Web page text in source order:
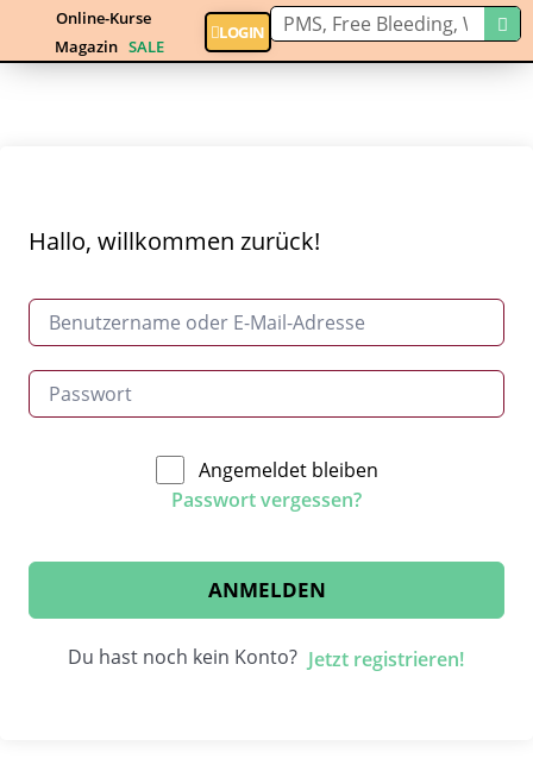
Online-Kurse
Magazin SALE
LOGIN
Hallo, willkommen zurück!
Angemeldet bleiben
Passwort vergessen?
ANMELDEN
Du hast noch kein Konto? Jetzt registrieren!